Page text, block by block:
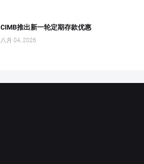
CIMB推出新一轮定期存款优惠
八月 04, 2026